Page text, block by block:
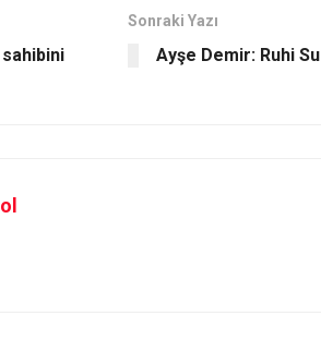
Sonraki Yazı
Ayşe Demir: Ruhi Su